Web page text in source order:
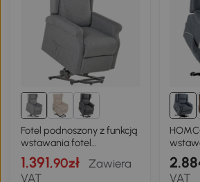
Fotel podnoszony z funkcją
wstawania fotel
telewizyjny z funkcją
leżenia tkanina kolor
1.391,90zł
Zawiera
VAT
szary,
VAT